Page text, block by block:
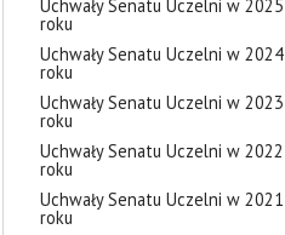
Uchwały Senatu Uczelni w 2025
roku
Uchwały Senatu Uczelni w 2024
roku
Uchwały Senatu Uczelni w 2023
roku
Uchwały Senatu Uczelni w 2022
roku
Uchwały Senatu Uczelni w 2021
roku